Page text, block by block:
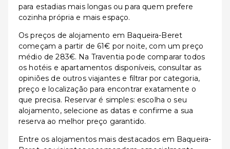
para estadias mais longas ou para quem prefere
cozinha própria e mais espaço.
Os preços de alojamento em Baqueira-Beret
começam a partir de 61€ por noite, com um preço
médio de 283€. Na Traventia pode comparar todos
os hotéis e apartamentos disponíveis, consultar as
opiniões de outros viajantes e filtrar por categoria,
preço e localização para encontrar exatamente o
que precisa. Reservar é simples: escolha o seu
alojamento, selecione as datas e confirme a sua
reserva ao melhor preço garantido.
Entre os alojamentos mais destacados em Baqueira-